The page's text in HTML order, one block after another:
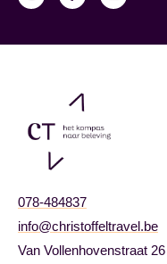
078-484837
info@christoffeltravel.be
Van Vollenhovenstraat